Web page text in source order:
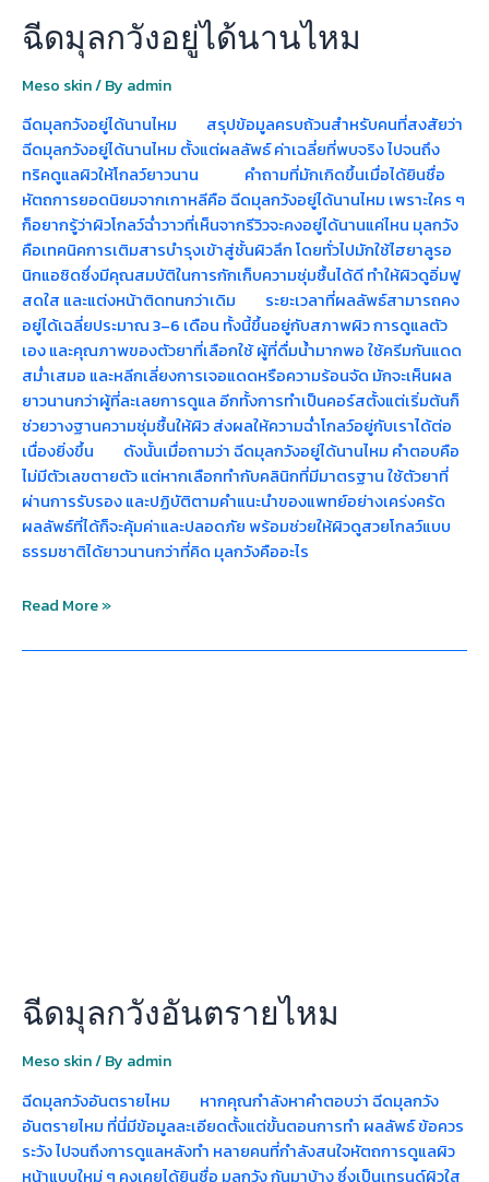
ฉีดมุลกวังอยู่ได้นานไหม
Meso skin/ By admin
ฉีดมุลกวังอยู่ได้นานไหม สรุปข้อมูลครบถ้วนสำหรับคนที่สงสัยว่า
ฉีดมุลกวังอยู่ได้นานไหม ตั้งแต่ผลลัพธ์ ค่าเฉลี่ยที่พบจริง ไปจนถึง
ทริคดูแลผิวให้โกลว์ยาวนาน คำถามที่มักเกิดขึ้นเมื่อได้ยินชื่อ
หัตถการยอดนิยมจากเกาหลีคือ ฉีดมุลกวังอยู่ได้นานไหม เพราะใคร ๆ
ก็อยากรู้ว่าผิวโกลว์ฉ่ำวาวที่เห็นจากรีวิวจะคงอยู่ได้นานแค่ไหน มุลกวัง
คือเทคนิคการเติมสารบำรุงเข้าสู่ชั้นผิวลึก โดยทั่วไปมักใช้ไฮยาลูรอ
นิกแอซิดซึ่งมีคุณสมบัติในการกักเก็บความชุ่มชื้นได้ดี ทำให้ผิวดูอิ่มฟู
สดใส และแต่งหน้าติดทนกว่าเดิม ระยะเวลาที่ผลลัพธ์สามารถคง
อยู่ได้เฉลี่ยประมาณ 3–6 เดือน ทั้งนี้ขึ้นอยู่กับสภาพผิว การดูแลตัว
เอง และคุณภาพของตัวยาที่เลือกใช้ ผู้ที่ดื่มน้ำมากพอ ใช้ครีมกันแดด
สม่ำเสมอ และหลีกเลี่ยงการเจอแดดหรือความร้อนจัด มักจะเห็นผล
ยาวนานกว่าผู้ที่ละเลยการดูแล อีกทั้งการทำเป็นคอร์สตั้งแต่เริ่มต้นก็
ช่วยวางฐานความชุ่มชื้นให้ผิว ส่งผลให้ความฉ่ำโกลว์อยู่กับเราได้ต่อ
เนื่องยิ่งขึ้น ดังนั้นเมื่อถามว่า ฉีดมุลกวังอยู่ได้นานไหม คำตอบคือ
ไม่มีตัวเลขตายตัว แต่หากเลือกทำกับคลินิกที่มีมาตรฐาน ใช้ตัวยาที่
ผ่านการรับรอง และปฏิบัติตามคำแนะนำของแพทย์อย่างเคร่งครัด
ผลลัพธ์ที่ได้ก็จะคุ้มค่าและปลอดภัย พร้อมช่วยให้ผิวดูสวยโกลว์แบบ
ธรรมชาติได้ยาวนานกว่าที่คิด มุลกวังคืออะไร
Read More »
ฉีดมุลกวังอันตรายไหม
Meso skin/ By admin
ฉีดมุลกวังอันตรายไหม หากคุณกำลังหาคำตอบว่า ฉีดมุลกวัง
อันตรายไหม ที่นี่มีข้อมูลละเอียดตั้งแต่ขั้นตอนการทำ ผลลัพธ์ ข้อควร
ระวัง ไปจนถึงการดูแลหลังทำ หลายคนที่กำลังสนใจหัตถการดูแลผิว
หน้าแบบใหม่ ๆ คงเคยได้ยินชื่อ มุลกวัง กันมาบ้าง ซึ่งเป็นเทรนด์ผิวใส